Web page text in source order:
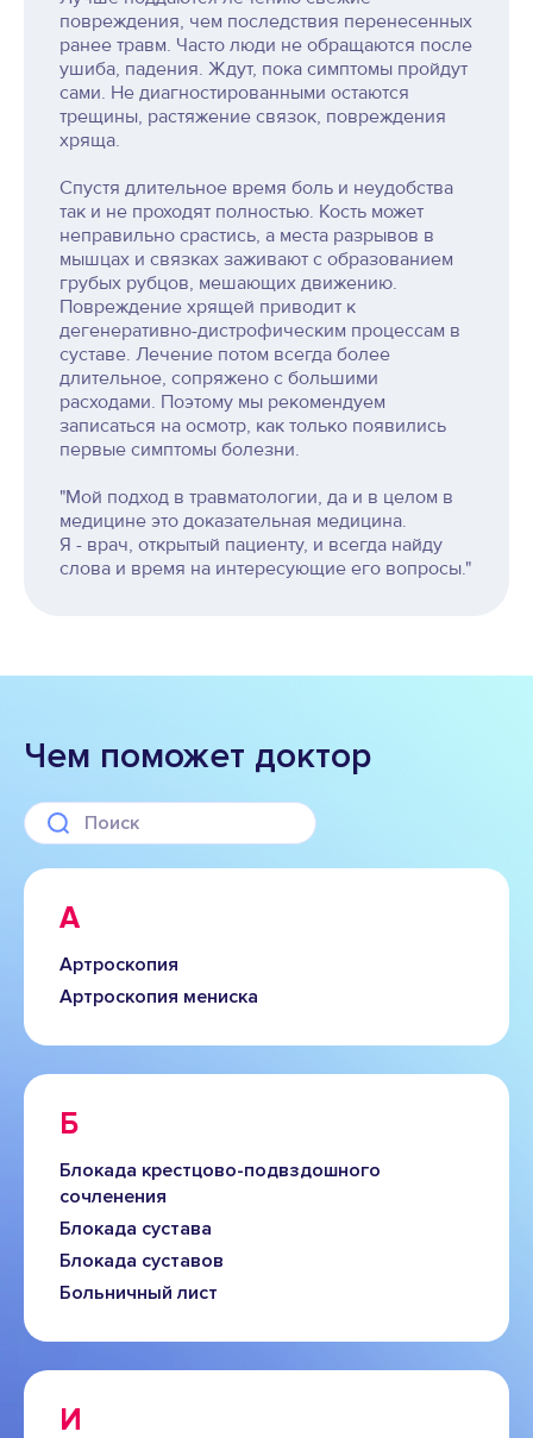
повреждения, чем последствия перенесенных
ранее травм. Часто люди не обращаются после
ушиба, падения. Ждут, пока симптомы пройдут
сами. Не диагностированными остаются
трещины, растяжение связок, повреждения
хряща.
Спустя длительное время боль и неудобства
так и не проходят полностью. Кость может
неправильно срастись, а места разрывов в
мышцах и связках заживают с образованием
грубых рубцов, мешающих движению.
Повреждение хрящей приводит к
дегенеративно-дистрофическим процессам в
суставе. Лечение потом всегда более
длительное, сопряжено с большими
расходами. Поэтому мы рекомендуем
записаться на осмотр, как только появились
первые симптомы болезни.
"Мой подход в травматологии, да и в целом в
медицине это доказательная медицина.
Я - врач, открытый пациенту, и всегда найду
слова и время на интересующие его вопросы."
Чем поможет доктор
А
Артроскопия
Артроскопия мениска
Б
Блокада крестцово-подвздошного
сочленения
Блокада сустава
Блокада суставов
Больничный лист
И